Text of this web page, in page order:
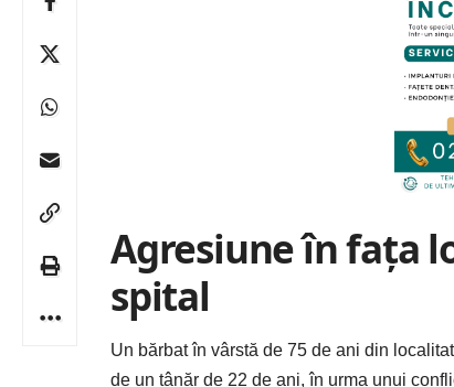
Agresiune în fața
spital
Un bărbat în vârstă de 75 de ani din
de un tânăr de 22 de ani, în urma unui